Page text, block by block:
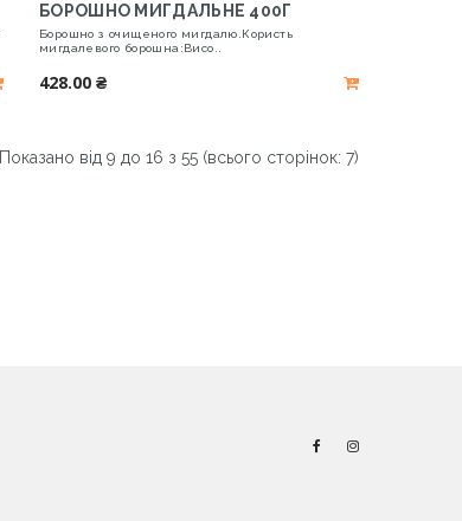
БОРОШНО МИГДАЛЬНЕ 400Г
Борошно з очищеного мигдалю.Користь
мигдалевого борошна:Висо..
428.00 ₴
Показано від 9 до 16 з 55 (всього сторінок: 7)